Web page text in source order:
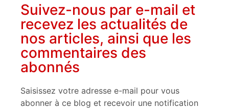
Suivez-nous par e-mail et
recevez les actualités de
nos articles, ainsi que les
commentaires des
abonnés
Saisissez votre adresse e-mail pour vous
abonner à ce blog et recevoir une notification